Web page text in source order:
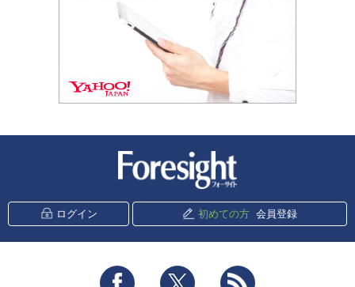
ログイン 初めての方 会員登録
Facebook Twitter